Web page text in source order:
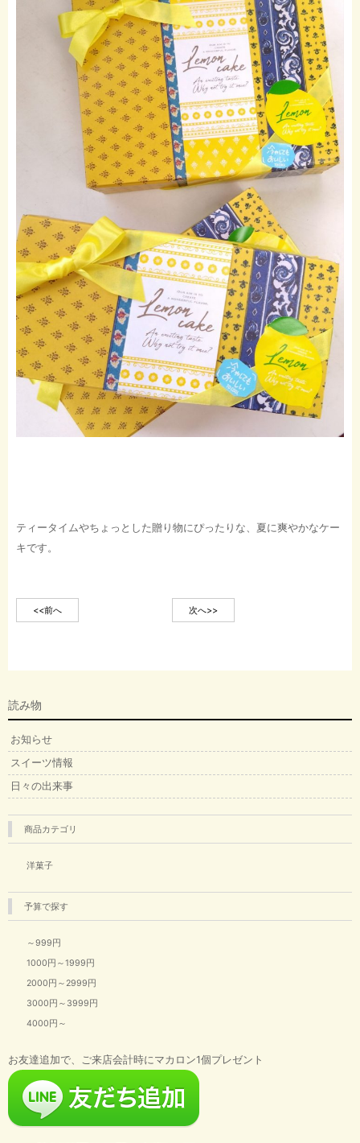
ティータイムやちょっとした贈り物にぴったりな、夏に爽やかなケー
キです。
<<前へ 次へ>>
読み物
お知らせ
スイーツ情報
日々の出来事
商品カテゴリ
洋菓子
予算で探す
～999円
1000円～1999円
2000円～2999円
3000円～3999円
4000円～
お友達追加で、ご来店会計時にマカロン1個プレゼント